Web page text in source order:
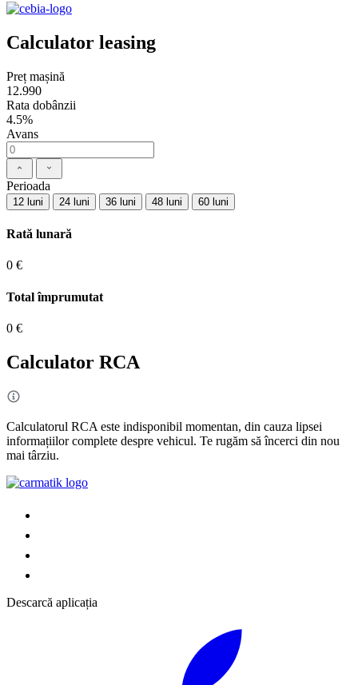
Calculator leasing
Preț mașină
12.990
Rata dobânzii
4.5%
Avans
Perioada
12 luni 24 luni 36 luni 48 luni 60 luni
Rată lunară
0 €
Total împrumutat
0 €
Calculator RCA
Calculatorul RCA este indisponibil momentan, din cauza lipsei
informațiilor complete despre vehicul. Te rugăm să încerci din nou
mai târziu.
Descarcă aplicația